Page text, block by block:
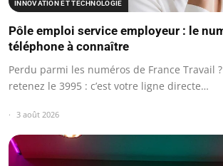
INNOVATION ET TECHNOLOGIE
Pôle emploi service employeur : le
téléphone à connaître
Perdu parmi les numéros de France Travail
retenez le 3995 : c’est votre ligne directe…
3 août 2026